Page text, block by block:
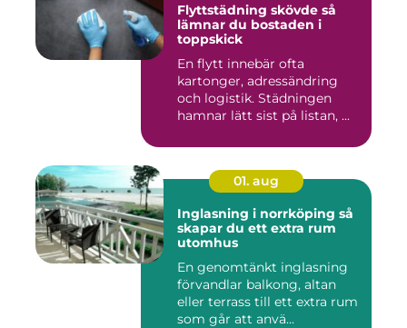
Flyttstädning skövde så
lämnar du bostaden i
toppskick
En flytt innebär ofta
kartonger, adressändring
och logistik. Städningen
hamnar lätt sist på listan, ...
01. aug
Inglasning i norrköping så
skapar du ett extra rum
utomhus
En genomtänkt inglasning
förvandlar balkong, altan
eller terrass till ett extra rum
som går att anvä...